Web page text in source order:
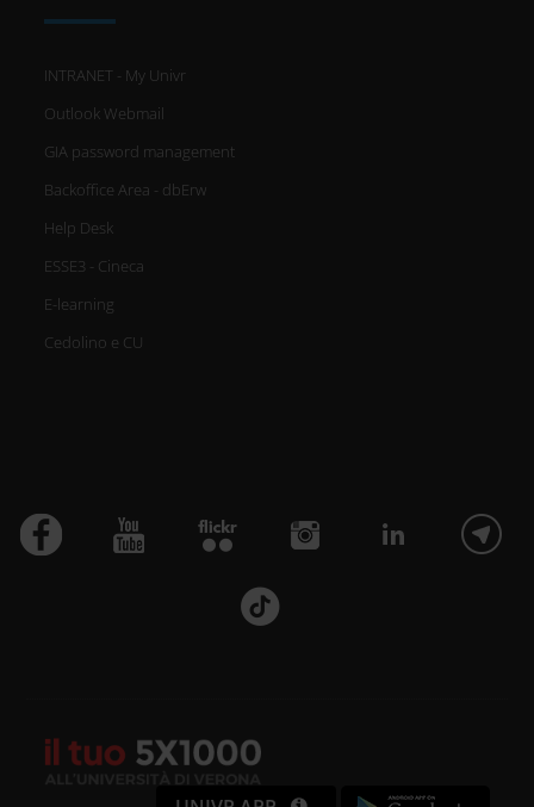
INTRANET - My Univr
Outlook Webmail
GIA password management
Backoffice Area - dbErw
Help Desk
ESSE3 - Cineca
E-learning
Cedolino e CU